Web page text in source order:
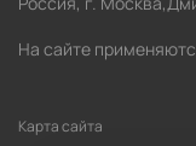
На сайте
Карта сайта